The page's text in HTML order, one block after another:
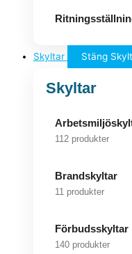
Skyltar Stäng
Skyltar
112 produkter
Brandskyltar
11 produkter
Förbudsskyltar
140 produkter